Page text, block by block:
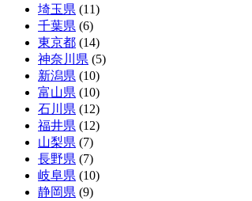
埼玉県 (11)
千葉県 (6)
東京都 (14)
神奈川県 (5)
新潟県 (10)
富山県 (10)
石川県 (12)
福井県 (12)
山梨県 (7)
長野県 (7)
岐阜県 (10)
静岡県 (9)